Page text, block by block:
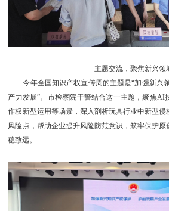
主题交流，聚焦新兴领
今年全国知识产权宣传周的主题是“加强新兴
产力发展”。市检察院干警结合这一主题，聚焦AI
作权新型运用等场景，深入剖析玩具行业中新型
风险点，帮助企业提升风险防范意识，筑牢保护
稳致远。